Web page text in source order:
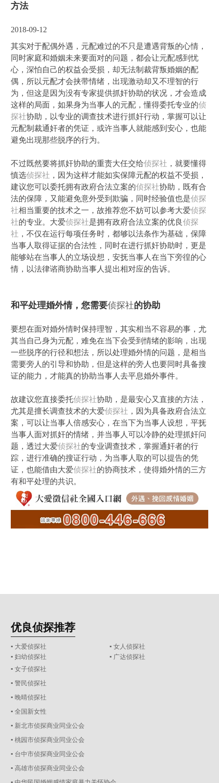
方法
2018-09-12
其实对于配偶外遇，元配难过的不只是遭遇背叛的心情，
同时家庭和婚姻未来要面对的问题，都会让元配感到忧
心，深怕自己的权益会受损，却无法制裁背叛婚姻的配
偶，所以元配才会挟带情绪，出现激动却又不理智的行
为，但这是因为没有专家提供抓奸协助的状况，才会造成
这样的局面，如果身为当事人的元配，懂得委托专业的侦
探社协助，以专业的调查技术进行抓奸行动，掌握可以让
元配制裁通奸者的凭证，或许当事人就能感到安心，也能
避免出现那些脱序的行为。
不过既然要将抓奸协助的重责大任交给侦探社 ，就要懂得
慎选侦探社 ，因为这样才能如实保障元配的权益不受损，
建议您可以委托拥有政府合法立案的侦探社协助，既有合
法的保障，又能避免意外受到欺骗，同时经验值也是侦探
社相当重要的技术之一，故推荐您不妨可以参考大爱侦探
社的专业。大爱侦探社是拥有政府合法立案的优良侦探
社 ，不仅在运行每项任务时，都够以法条作为基础，保障
当事人取得证据的合法性，同时在进行抓奸协助时，更是
能够站在当事人的立场设想，安抚当事人在当下旁徨的心
情，以法律谘商协助当事人提出相对应的告诉。
和平处理婚外情，您需要侦探社的协助
要想在面对婚外情时保持理智，其实相当不容易的事，尤
其当自己身为元配，难免在当下会受到情绪的影响，出现
一些脱序的行径和想法，所以处理婚外情的问题，是相当
需要旁人的引导和协助，但是这样的旁人也要同时具备搜
证的能力，才能真的协助当事人去平息婚外事件。
故建议您直接委托侦探社协助，是最安心又直接的方法，
尤其是擅长调查技术的大爱侦探社 ，因为具备政府合法立
案，可以让当事人倍感安心，在当下为当事人设想，平抚
当事人面对抓奸的情绪，并当事人可以冷静的处理抓奸问
题，透过大爱侦探社的专业调查技术，掌握通奸者的行
踪，进行准确的搜证行动，为当事人取的可以提告的凭
证，也能借由大爱侦探社的协商技术，使得婚外情的三方
有和平处理的共识。
优良侦探推荐
▪ 大爱侦探社
▪ 女人侦探社
▪ 妇幼侦探社
▪ 广达侦探社
▪ 女子侦探社
▪ 警民侦探社
▪ 晚晴侦探社
▪ 全国新女性
▪ 新北市侦探商业同业公会
▪ 桃园市侦探商业同业公会
▪ 台中市侦探商业同业公会
▪ 高雄市侦探商业同业公会